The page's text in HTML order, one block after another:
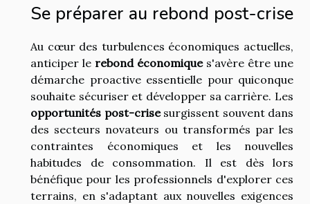
Se préparer au rebond post-crise
Au cœur des turbulences économiques actuelles,
anticiper le rebond économiques'avère être une
démarche proactive essentielle pour quiconque
souhaite sécuriser et développer sa carrière. Les
opportunités post-crisesurgissent souvent dans
des secteurs novateurs ou transformés par les
contraintes économiques et les nouvelles
habitudes de consommation. Il est dès lors
bénéfique pour les professionnels d'explorer ces
terrains, en s'adaptant aux nouvelles exigences